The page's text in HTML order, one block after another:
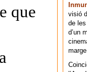
que
visió
de
d’un